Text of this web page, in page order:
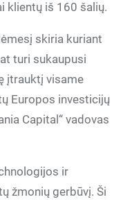
klientų iš 160 šalių.
skiria kuriant
turi sukaupusi
įtrauktį visame
Europos investicijų
Capital“ vadovas
ir
žmonių gerbūvį. Ši